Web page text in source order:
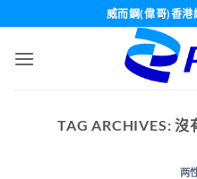
content
威而鋼(偉哥)香
TAG ARCHIVES:沒
两